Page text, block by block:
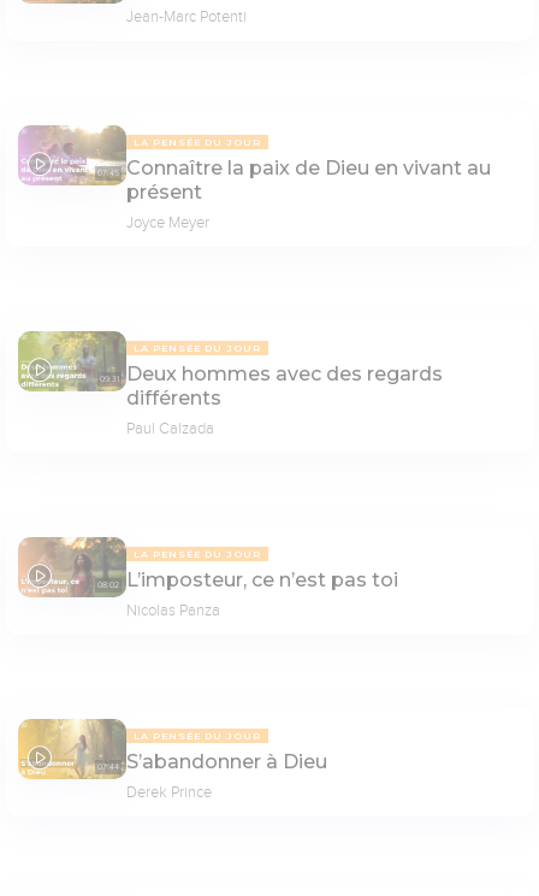
Jean-Marc Potenti
07:45
LA PENSÉE DU JOUR
Connaître la paix de Dieu en vivant au
présent
Joyce Meyer
09:31
LA PENSÉE DU JOUR
Deux hommes avec des regards
différents
Paul Calzada
08:02
LA PENSÉE DU JOUR
L’imposteur, ce n’est pas toi
Nicolas Panza
07:44
LA PENSÉE DU JOUR
S’abandonner à Dieu
Derek Prince